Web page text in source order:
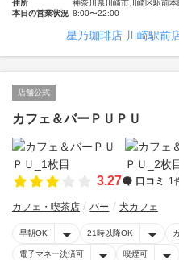
住所
神奈川県川崎市川崎区駅前本
本日の営業状況 8:00〜22:00
星乃珈琲店 川崎駅前
店舗公式
カフェ＆バーＰＵＰＵ
3.27 口コミ 1
カフェ・喫茶店 バー 犬カフェ
早朝OK 21時以降OK
電子マネー決済可 喫煙可